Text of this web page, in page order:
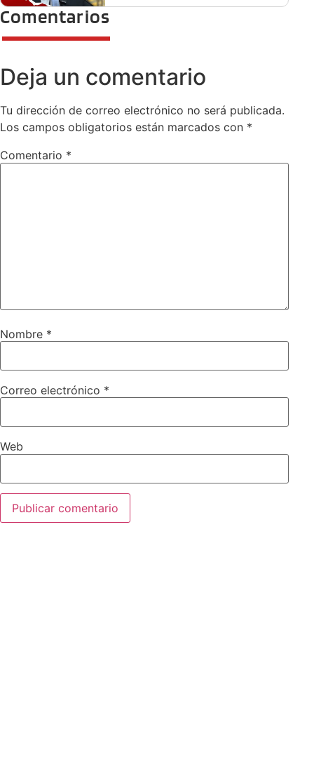
Comentarios
Deja un comentario
Tu dirección de correo electrónico no será publicada.
Los campos obligatorios están marcados con *
Comentario *
Nombre *
Correo electrónico *
Web